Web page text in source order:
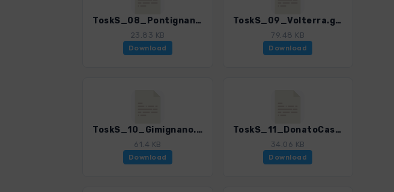
ToskS_08_Pontignano.gpx
23.83 KB
Download
ToskS_09_Volterra.gpx
79.48 KB
Download
ToskS_10_Gimignano.gpx
61.4 KB
Download
ToskS_11_DonatoCastelvecchio.gpx
34.06 KB
Download